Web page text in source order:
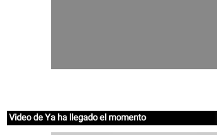
Video de Ya ha llegado el momento